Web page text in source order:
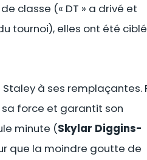
classe (« DT » a drivé et
tournoi), elles ont été
à ses remplaçantes.
sa force et garantit son
minute (Skylar Diggins-
que la moindre goutte de